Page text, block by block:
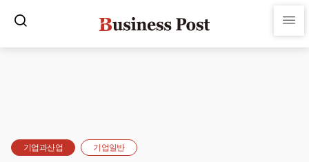
기업과산업 기업일반